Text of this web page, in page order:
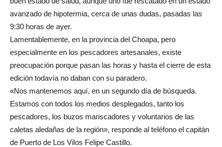
avanzado de hipotermia, cerca de unas dudas, pasadas las
9:30 horas de ayer.
Lamentablemente, en la provincia del Choapa, pero
especialmente en los pescadores artesanales, existe
preocupación porque pasan las horas y hasta el cierre de esta
edición todavía no daban con su paradero.
«Nos mantenemos aquí, en un segundo día de búsqueda.
Estamos con todos los medios desplegados, tanto los
pescadores, los buzos mariscadores y voluntarios de las
caletas aledañas de la región», responde al teléfono el capitán
de Puerto de Los Vilos Felipe Castillo.